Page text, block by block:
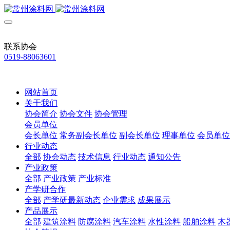
联系协会
0519-88063601
网站首页
关于我们
协会简介 协会文件 协会管理
会员单位
会长单位 常务副会长单位 副会长单位 理事单位 会员单位
行业动态
全部 协会动态 技术信息 行业动态 通知公告
产业政策
全部 产业政策 产业标准
产学研合作
全部 产学研最新动态 企业需求 成果展示
产品展示
全部 建筑涂料 防腐涂料 汽车涂料 水性涂料 船舶涂料 木